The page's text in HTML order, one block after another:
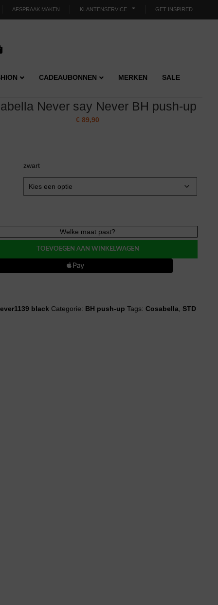
AFSPRAAK MAKEN KLANTENSERVICE GET INSPIRED
CADEAUBONNEN MERKEN SALE
Never say Never BH push-up
€ 89,90
zwart
Welke maat past?
TOEVOEGEN AAN WINKELWAGEN
black Categorie: BH push-up Tags:Cosabella ,STD